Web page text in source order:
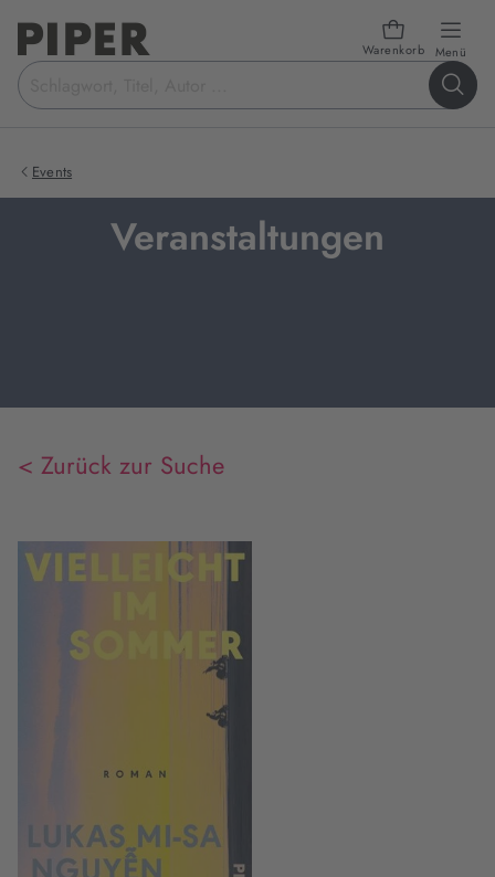
Warenkorb Menü
Suchbegriff
eingeben
Events
Veranstaltungen
< Zurück zur Suche